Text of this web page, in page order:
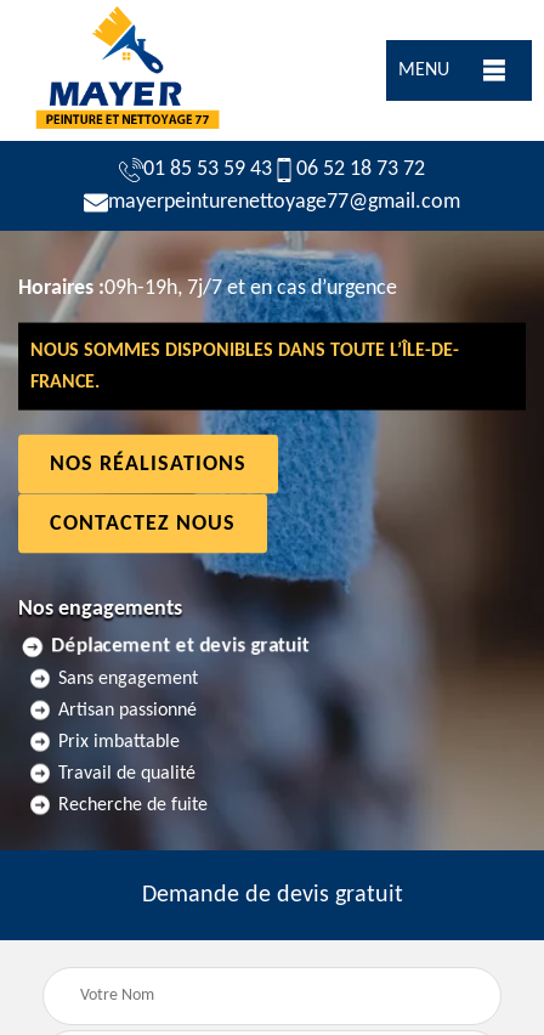
MENU
01 85 53 59 43
06 52 18 73 72
mayerpeinturenettoyage77@gmail.com
Horaires :09h-19h, 7j/7 et en cas d’urgence
NOUS SOMMES DISPONIBLES DANS TOUTE L’ÎLE-DE-
FRANCE.
NOS RÉALISATIONS
CONTACTEZ NOUS
Nos engagements
Déplacement et devis gratuit
Sans engagement
Artisan passionné
Prix imbattable
Travail de qualité
Recherche de fuite
Demande de devis gratuit